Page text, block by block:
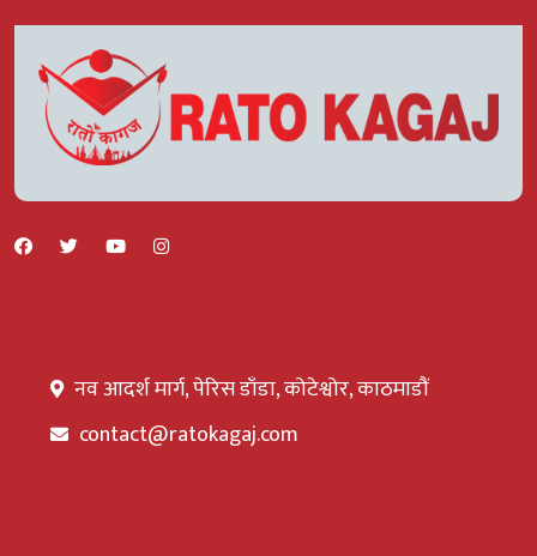
नव आदर्श मार्ग, पेरिस डाँडा, कोटेश्वोर, काठमाडौं
contact@ratokagaj.com